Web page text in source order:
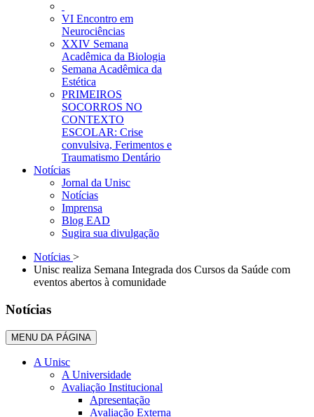
VI Encontro em
Neurociências
XXIV Semana
Acadêmica da Biologia
Semana Acadêmica da
Estética
PRIMEIROS
SOCORROS NO
CONTEXTO
ESCOLAR: Crise
convulsiva, Ferimentos e
Traumatismo Dentário
Notícias
Jornal da Unisc
Notícias
Imprensa
Blog EAD
Sugira sua divulgação
Notícias >
Unisc realiza Semana Integrada dos Cursos da Saúde com
eventos abertos à comunidade
Notícias
MENU DA PÁGINA
A Unisc
A Universidade
Avaliação Institucional
Apresentação
Avaliação Externa